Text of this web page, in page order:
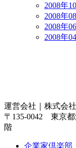
2008年
2008年
2008年
2008年
運営会社｜ 株式会
〒135-0042 東京
階
企業家倶楽部